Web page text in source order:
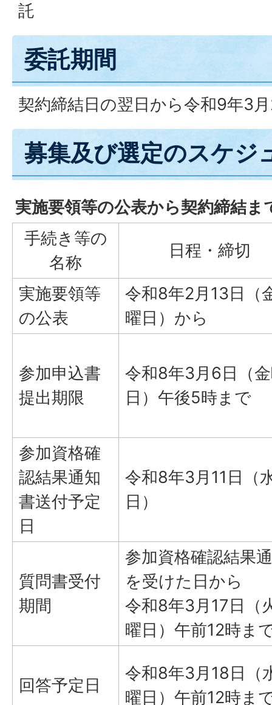
託
委託期間
契約締結日の翌日から令和9年3
募集及び選定のスケジ
実施要領等の公表から契約締結ま
手続き等の
名称
日程・締切
実施要領等
の公表
令和8年2月13日（
曜日）から
参加申込書
提出期限
令和8年3月6日（
日）午後5時まで
参加資格確
認結果通知
書送付予定
日
令和8年3月11日（
日）
質問書受付
期間
参加資格確認結果
を受けた日から
令和8年3月17日（
曜日）午前12時ま
回答予定日
令和8年3月18日（
曜日）午前12時ま